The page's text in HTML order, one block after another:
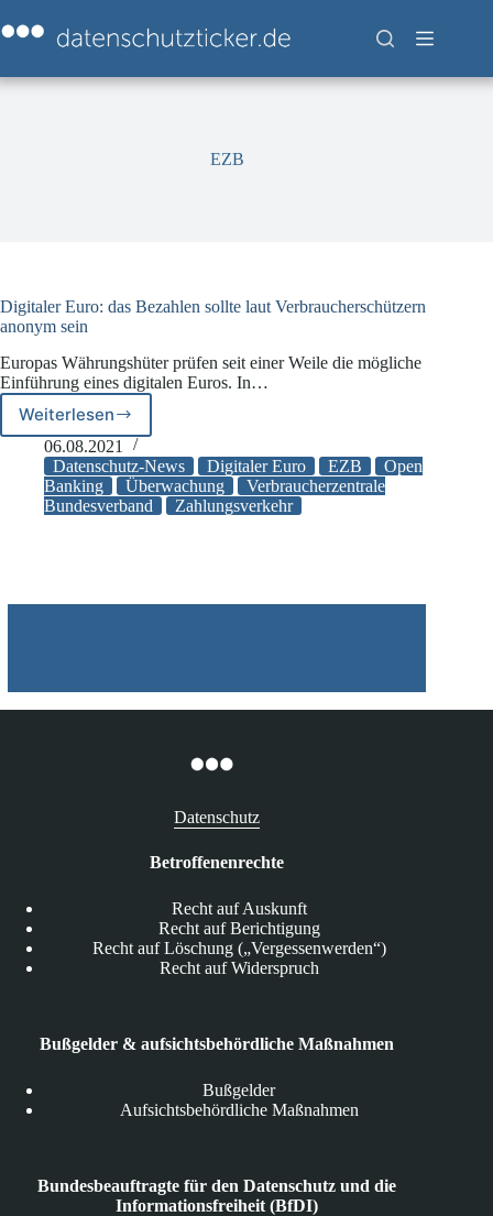
Inhalt
springen
EZB
Digitaler Euro: das Bezahlen sollte laut Verbraucherschützern
anonym sein
Europas Währungshüter prüfen seit einer Weile die mögliche
Einführung eines digitalen Euros. In…
Weiterlesen
Digitaler
Euro:
das
Bezahlen
sollte
06.08.2021
Datenschutz-News
Digitaler Euro EZB
Open
Banking
Überwachung
Verbraucherzentrale
Bundesverband
Zahlungsverkehr
Datenschutz
Betroffenenrechte
Recht auf Auskunft
Recht auf Berichtigung
Recht auf Löschung („Vergessenwerden“)
Recht auf Widerspruch
Bußgelder & aufsichtsbehördliche Maßnahmen
Bußgelder
Aufsichtsbehördliche Maßnahmen
Bundesbeauftragte für den Datenschutz und die
Informationsfreiheit (BfDI)